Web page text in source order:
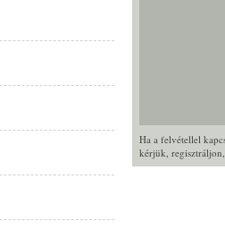
Ha a felvétellel
kérjük, regisztráljon